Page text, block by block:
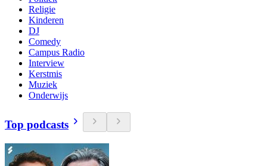
Religie
Kinderen
DJ
Comedy
Campus Radio
Interview
Kerstmis
Muziek
Onderwijs
Top podcasts